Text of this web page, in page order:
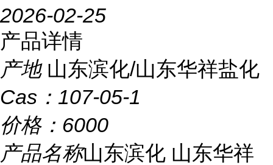
2026-02-25
产品详情
产地 山东滨化/山东华祥盐化
Cas： 107-05-1
价格： 6000
产品名称山东滨化 山东华祥